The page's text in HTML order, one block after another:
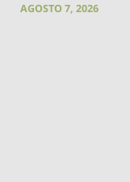
AGOSTO 7, 2026